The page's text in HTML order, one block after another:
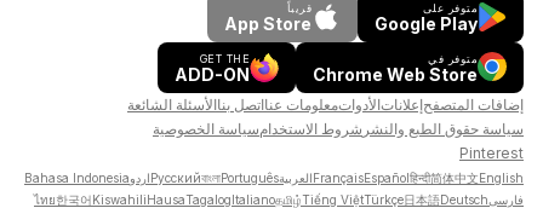
متوفر على
Google Play
قريباً
App Store
متوفر في
Chrome Web Store
GET THE
ADD-ON
إضافات المتصفحإعلاناتالأدواتمعلومات عنااتصل بناالأسئلة الشائعة
سياسة حقوق الطبع والنشر شروط الاستخدامسياسة الخصوصية
Pinterest
English
简体中文
हिन्दी
Español
FrançaisالعربيةPortuguês
বাংলা
РусскийاردوBahasa Indonesia
فارسیDeutsch
日本語
Türkçe
Tiếng Việt
தமிழ்
Italiano
Tagalog
Hausa
Kiswahili
한국어
ไทย